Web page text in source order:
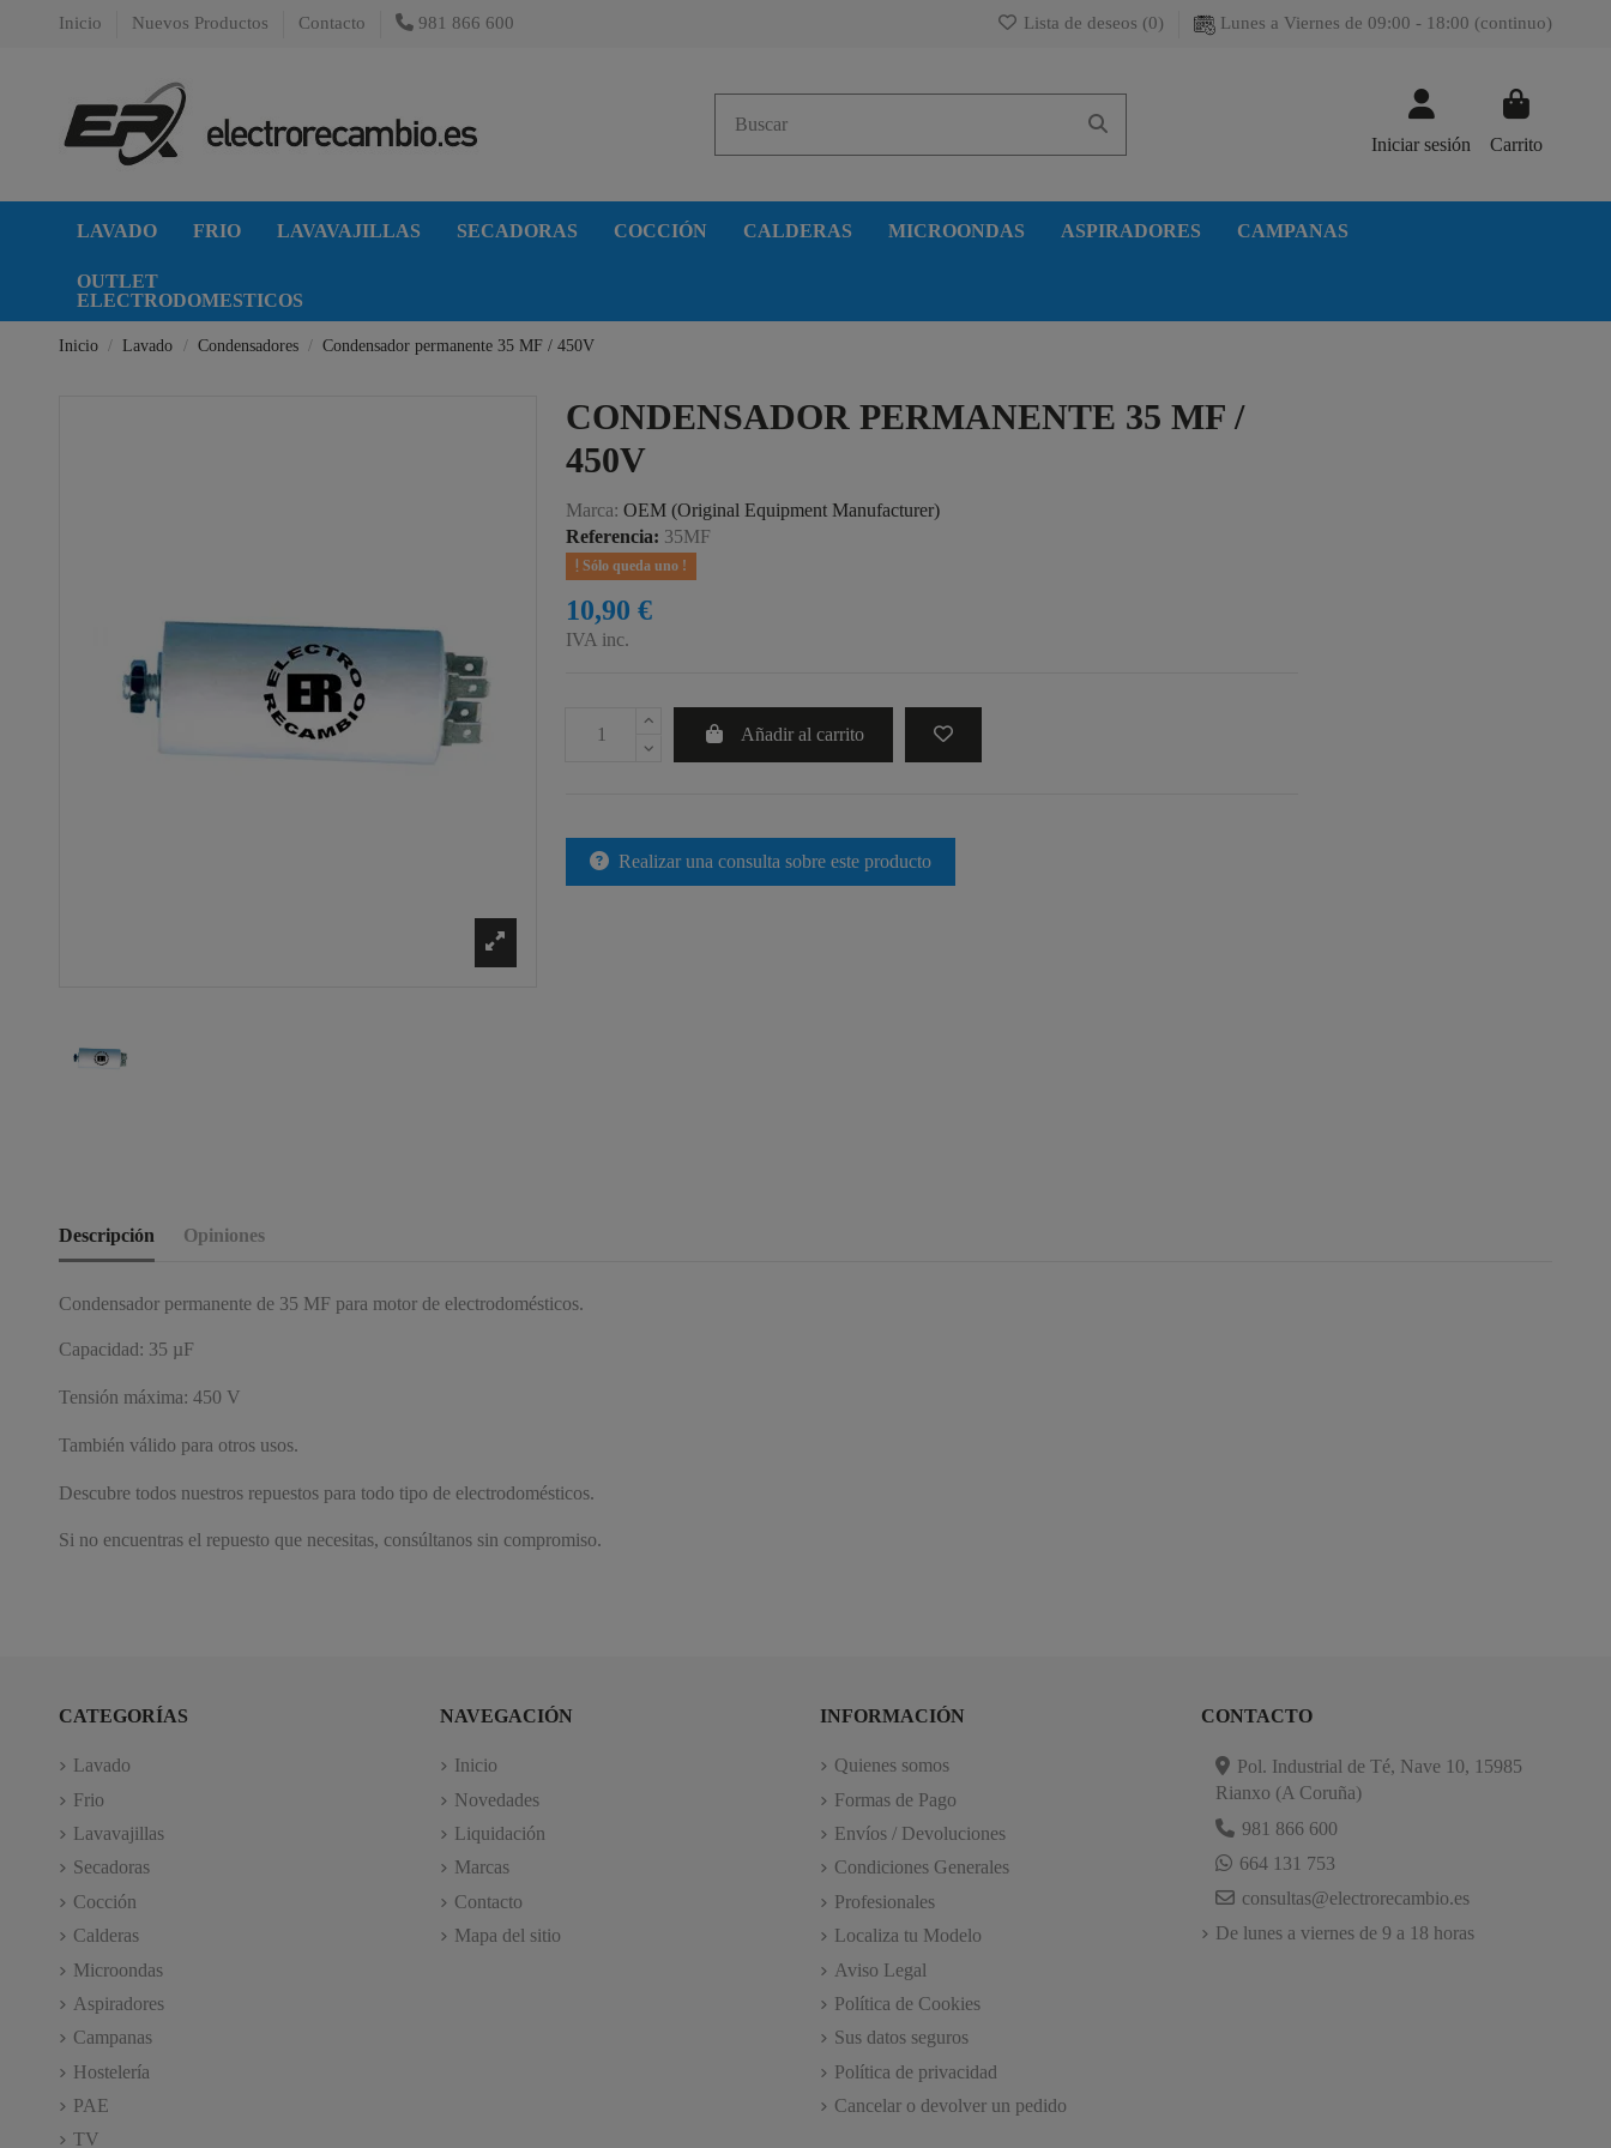
Inicio Nuevos Productos Contacto 981 866 600 Lista de deseos (0) Lunes a Viernes de 09:00 - 18:00 (continuo)
Iniciar sesión Carrito
LAVADO FRIO LAVAVAJILLAS SECADORAS COCCIÓN CALDERAS MICROONDAS ASPIRADORES CAMPANAS
OUTLET
ELECTRODOMESTICOS
Inicio Lavado Condensadores Condensador permanente 35 MF / 450V
CONDENSADOR PERMANENTE 35 MF /
450V
Marca: OEM (Original Equipment Manufacturer)
Referencia: 35MF
Sólo queda uno !
10,90 €
IVA inc.
Añadir al carrito
Realizar una consulta sobre este producto
Descripción Opiniones
Condensador permanente de 35 MF para motor de electrodomésticos.
Capacidad: 35 µF
Tensión máxima: 450 V
También válido para otros usos.
Descubre todos nuestros repuestos para todo tipo de electrodomésticos.
Si no encuentras el repuesto que necesitas, consúltanos sin compromiso.
CATEGORÍAS
Lavado
Frio
Lavavajillas
Secadoras
Cocción
Calderas
Microondas
Aspiradores
Campanas
Hostelería
PAE
TV
NAVEGACIÓN
Inicio
Novedades
Liquidación
Marcas
Contacto
Mapa del sitio
INFORMACIÓN
Quienes somos
Formas de Pago
Envíos / Devoluciones
Condiciones Generales
Profesionales
Localiza tu Modelo
Aviso Legal
Política de Cookies
Sus datos seguros
Política de privacidad
Cancelar o devolver un pedido
CONTACTO
Pol. Industrial de Té, Nave 10, 15985
Rianxo (A Coruña)
981 866 600
664 131 753
consultas@electrorecambio.es
De lunes a viernes de 9 a 18 horas